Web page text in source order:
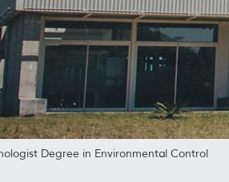
Degree in Environmental Control